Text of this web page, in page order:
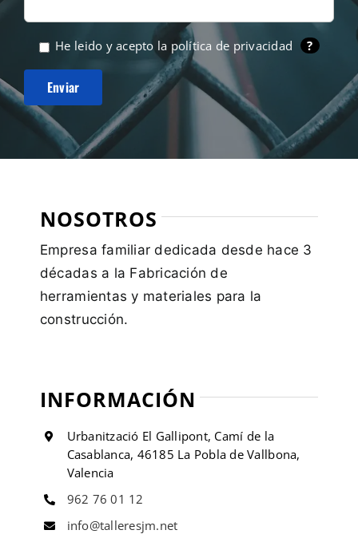
He leido y acepto la política de privacidad ?
NOSOTROS
Empresa familiar dedicada desde hace 3
décadas a la Fabricación de
herramientas y materiales para la
construcción.
INFORMACIÓN
Urbanització El Gallipont, Camí de la
Casablanca, 46185 La Pobla de Vallbona,
Valencia
962 76 01 12
info@talleresjm.net